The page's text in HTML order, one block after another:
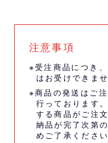
注意事項
※受注商品につき
はお受けできませ
※商品の発送はご
行っております
する商品がご注
納品が完了次第
めご了承ください